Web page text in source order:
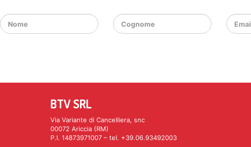
BTV SRL
Via Variante di Cancelliera, snc
00072 Ariccia (RM)
P.I. 14873971007 – tel. +39.06.93492003